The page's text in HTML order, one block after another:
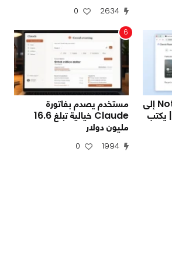
2634
0
جوجل تغيّر NotebookLM إلى
Gemini Notebook | يكتب
6
مستخدم يصدم بفاتورة
Claude خيالية تبلغ 16.6
مليون دولار
1994
0